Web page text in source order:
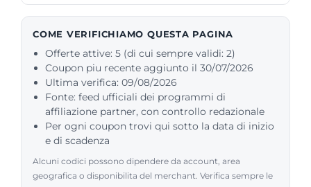
COME VERIFICHIAMO QUESTA PAGINA
Offerte attive: 5 (di cui sempre validi: 2)
Coupon piu recente aggiunto il 30/07/2026
Ultima verifica: 09/08/2026
Fonte: feed ufficiali dei programmi di
affiliazione partner, con controllo redazionale
Per ogni coupon trovi qui sotto la data di inizio
e di scadenza
Alcuni codici possono dipendere da account, area
geografica o disponibilita del merchant. Verifica sempre le